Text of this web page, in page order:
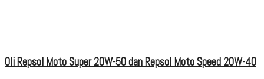
Oli Repsol Moto Super 20W-50 dan Repsol Moto Speed 20W-40